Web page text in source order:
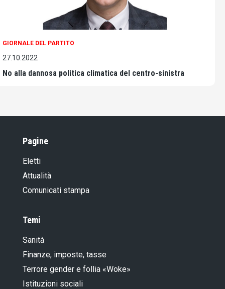
GIORNALE DEL PARTITO
27.10.2022
No alla dannosa politica climatica del centro-sinistra
Pagine
Eletti
Attualità
Comunicati stampa
Temi
Sanità
Finanze, imposte, tasse
Terrore gender e follia «Woke»
Istituzioni sociali